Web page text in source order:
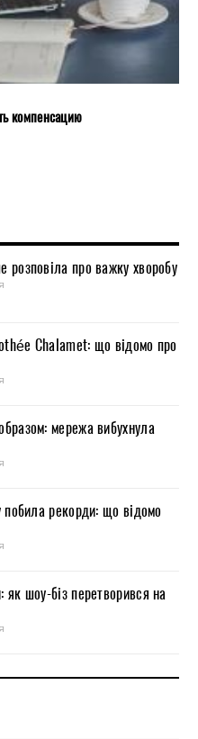
компенсацию
розповіла про важку хворобу
Chalamet: що відомо про
мережа вибухнула
рекорди: що відомо
як шоу-біз перетворився на